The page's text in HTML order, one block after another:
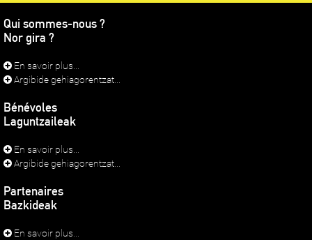
Qui sommes-nous ?
Nor gira ?
En savoir plus...
Argibide gehiagorentzat...
Bénévoles
Laguntzaileak
En savoir plus...
Argibide gehiagorentzat...
Partenaires
Bazkideak
En savoir plus...